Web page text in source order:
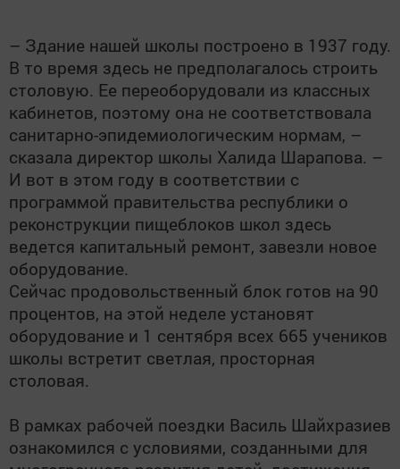
– Здание нашей школы построено в 1937 году.
В то время здесь не предполагалось строить
столовую. Ее переоборудовали из классных
кабинетов, поэтому она не соответствовала
санитарно-эпидемиологическим нормам, –
сказала директор школы Халида Шарапова. –
И вот в этом году в соответствии с
программой правительства республики о
реконструкции пищеблоков школ здесь
ведется капитальный ремонт, завезли новое
оборудование.
Сейчас продовольственный блок готов на 90
процентов, на этой неделе установят
оборудование и 1 сентября всех 665 учеников
школы встретит светлая, просторная
столовая.
В рамках рабочей поездки Василь Шайхразиев
ознакомился с условиями, созданными для